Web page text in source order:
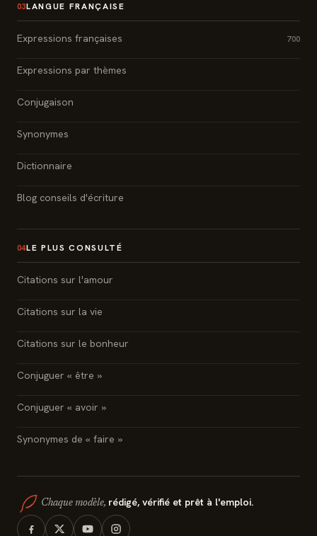
03LANGUE FRANÇAISE
Expressions françaises 700
Expressions par thèmes
Conjugaison
Synonymes
Dictionnaire
Blog conseils d'écriture
04LE PLUS CONSULTÉ
Citations sur l'amour
Citations sur la vie
Citations sur le bonheur
Conjuguer « être »
Conjuguer « avoir »
Synonymes de « faire »
Chaque modèle, rédigé, vérifié et prêt à l'emploi.